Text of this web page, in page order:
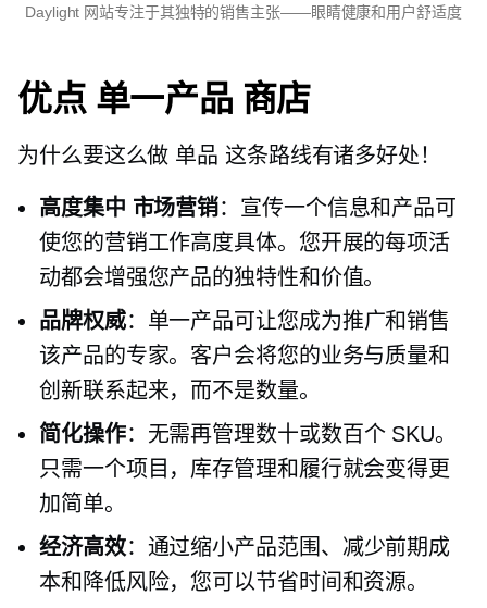
Daylight 网站专注于其独特的销售主张——眼睛健康和用户舒适度
优点 单一产品 商店
为什么要这么做 单品 这条路线有诸多好处！
高度集中 市场营销：宣传一个信息和产品可
使您的营销工作高度具体。您开展的每项活
动都会增强您产品的独特性和价值。
品牌权威：单一产品可让您成为推广和销售
该产品的专家。客户会将您的业务与质量和
创新联系起来，而不是数量。
简化操作：无需再管理数十或数百个 SKU。
只需一个项目，库存管理和履行就会变得更
加简单。
经济高效：通过缩小产品范围、减少前期成
本和降低风险，您可以节省时间和资源。